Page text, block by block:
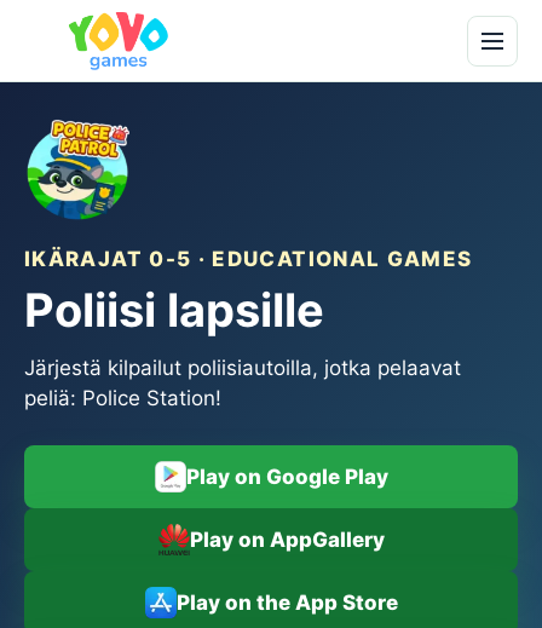
IKÄRAJAT 0-5 · EDUCATIONAL GAMES
Poliisi lapsille
Järjestä kilpailut poliisiautoilla, jotka pelaavat
peliä: Police Station!
Play on Google Play
Play on AppGallery
Play on the App Store